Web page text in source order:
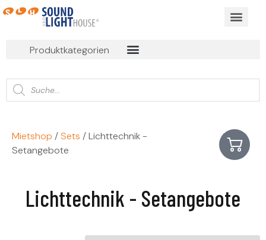
Produktkategorien
Mietshop /Sets / Lichttechnik -
Setangebote
Lichttechnik - Setangebote